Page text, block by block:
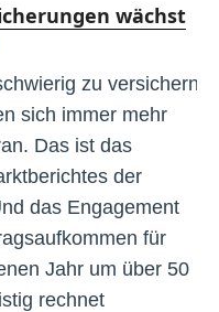
wächst
zu versichern.
sich immer mehr
Das ist das
der
das Engagement
für
Jahr um über 50
rechnet